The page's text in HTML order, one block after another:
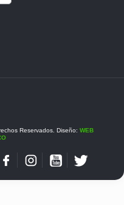
Reservados. Diseño: WEB